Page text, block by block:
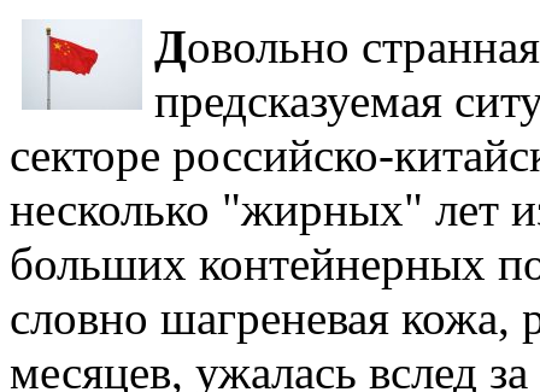
Довольно
предсказуемая
секторе российско-
несколько "жирных" лет
больших контейнерных
словно шагреневая кожа,
месяцев, ужалась вслед